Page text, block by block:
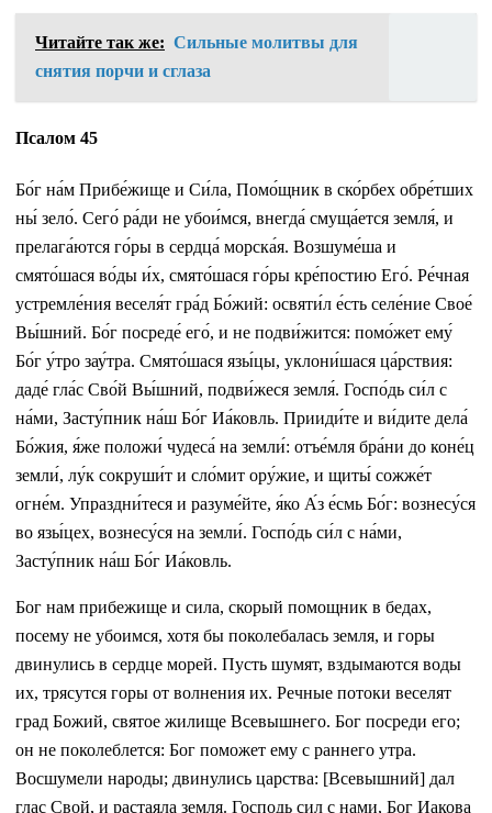
Читайте так же: Сильные молитвы для
снятия порчи и сглаза
Псалом 45
Бо́г на́м Прибе́жище и Си́ла, Помо́щник в ско́рбех обре́тших
ны́ зело́. Сего́ ра́ди не убои́мся, внегда́ смуща́ется земля́, и
прелага́ются го́ры в сердца́ морска́я. Возшуме́ша и
смято́шася во́ды и́х, смято́шася го́ры кре́постию Его́. Ре́чная
устремле́ния веселя́т гра́д Бо́жий: освяти́л е́сть селе́ние Свое́
Вы́шний. Бо́г посреде́ его́, и не подви́жится: помо́жет ему́
Бо́г у́тро зау́тра. Смято́шася язы́цы, уклони́шася ца́рствия:
даде́ гла́с Сво́й Вы́шний, подви́жеся земля́. Госпо́дь си́л с
на́ми, Засту́пник на́ш Бо́г Иа́ковль. Прииди́те и ви́дите дела́
Бо́жия, я́же положи́ чудеса́ на земли́: отъе́мля бра́ни до коне́ц
земли́, лу́к сокруши́т и сло́мит ору́жие, и щиты́ сожже́т
огне́м. Упраздни́теся и разуме́йте, я́ко А́з е́смь Бо́г: вознесу́ся
во язы́цех, вознесу́ся на земли́. Госпо́дь си́л с на́ми,
Засту́пник на́ш Бо́г Иа́ковль.
Бог нам прибежище и сила, скорый помощник в бедах,
посему не убоимся, хотя бы поколебалась земля, и горы
двинулись в сердце морей. Пусть шумят, вздымаются воды
их, трясутся горы от волнения их. Речные потоки веселят
град Божий, святое жилище Всевышнего. Бог посреди его;
он не поколеблется: Бог поможет ему с раннего утра.
Восшумели народы; двинулись царства: [Всевышний] дал
глас Свой, и растаяла земля. Господь сил с нами, Бог Иакова